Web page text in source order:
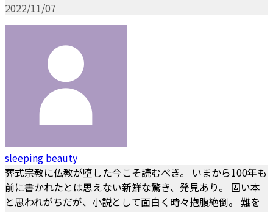
2022/11/07
sleeping beauty
葬式宗教に仏教が堕した今こそ読むべき。 いまから100年も
前に書かれたとは思えない新鮮な驚き、発見あり。 固い本
と思われがちだが、小説として面白く時々抱腹絶倒。 難を